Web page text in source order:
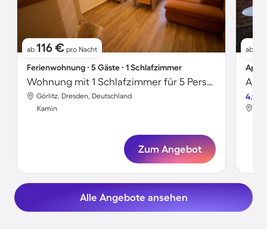
ab 116 € pro Nacht
Ferienwohnung ∙ 5 Gäste ∙ 1 Schlafzimmer
Wohnung mit 1 Schlafzimmer für 5 Personen
Görlitz, Dresden, Deutschland
Kamin
Zum Angebot
ab
4.9
Alle Angebote ansehen